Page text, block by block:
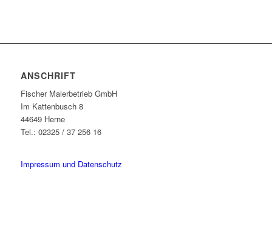
ANSCHRIFT
Fischer Malerbetrieb GmbH
Im Kattenbusch 8
44649 Herne
Tel.: 02325 / 37 256 16
Impressum und Datenschutz